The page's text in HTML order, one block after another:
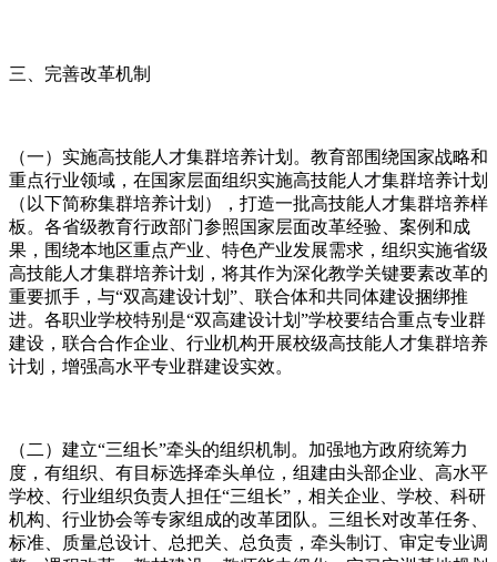
三、完善改革机制
（一）实施高技能人才集群培养计划。教育部围绕国家战略和
重点行业领域，在国家层面组织实施高技能人才集群培养计划
（以下简称集群培养计划），打造一批高技能人才集群培养样
板。各省级教育行政部门参照国家层面改革经验、案例和成
果，围绕本地区重点产业、特色产业发展需求，组织实施省级
高技能人才集群培养计划，将其作为深化教学关键要素改革的
重要抓手，与“双高建设计划”、联合体和共同体建设捆绑推
进。各职业学校特别是“双高建设计划”学校要结合重点专业群
建设，联合合作企业、行业机构开展校级高技能人才集群培养
计划，增强高水平专业群建设实效。
（二）建立“三组长”牵头的组织机制。加强地方政府统筹力
度，有组织、有目标选择牵头单位，组建由头部企业、高水平
学校、行业组织负责人担任“三组长”，相关企业、学校、科研
机构、行业协会等专家组成的改革团队。三组长对改革任务、
标准、质量总设计、总把关、总负责，牵头制订、审定专业调